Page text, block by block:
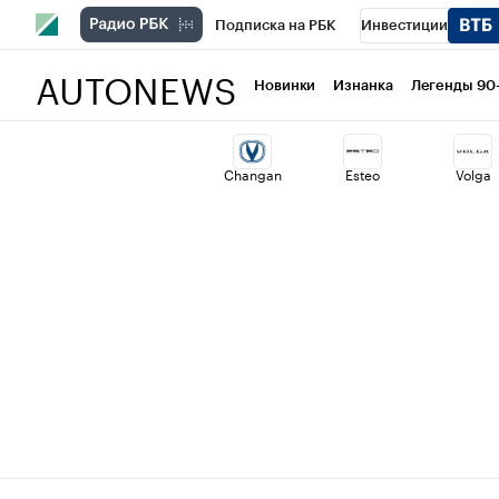
Подписка на РБК Инвестиции
Национальные проекты Город
Кредитные рейтинги Франшизы
AUTONEWS Новинки Изнанка Легенды
Changan Esteo Volga